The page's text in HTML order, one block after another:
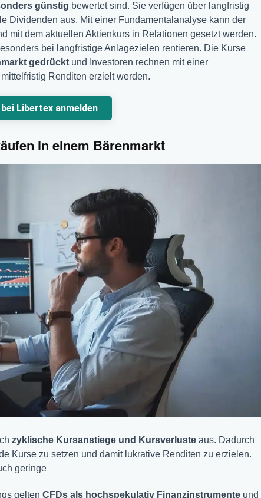
günstig bewertet sind. Sie verfügen über langfristig
Dividenden aus. Mit einer Fundamentalanalyse kann der
mit dem aktuellen Aktienkurs in Relationen gesetzt werden.
bei langfristige Anlagezielen rentieren. Die Kurse
gedrücktund Investoren rechnen mit einer
Renditen erzielt werden.
Libertex anmelden
in einem Bärenmarkt
zyklische Kursanstiege und Kursverlusteaus. Dadurch
Kurse zu setzen und damit lukrative Renditen zu erzielen.
geringe
gelten CFDs als hochspekulativ Finanzinstrumenteund